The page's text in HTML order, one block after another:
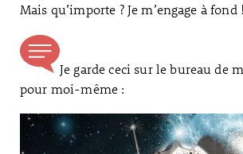
Mais qu’importe ? Je m’engage à fond !
Je garde ceci sur le bureau de
pour moi-même :